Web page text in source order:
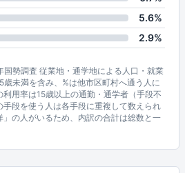
5.6%
2.9%
国勢調査 従業地・通学地による人口・就業
未満を含み、%は他市区町村へ通う人に
用率は15歳以上の通勤・通学者（手段不
段を使う人は各手段に重複して数えられ
」の人がいるため、内訳の合計は総数と一